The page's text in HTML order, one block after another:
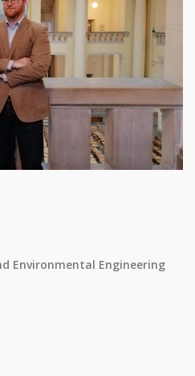
Environmental Engineering